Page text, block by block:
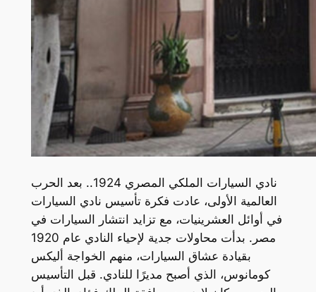
نادي السيارات الملكي المصري 1924.. بعد الحرب
العالمية الأولى، عادت فكرة تأسيس نادي السيارات
في أوائل العشرينيات، مع تزايد انتشار السيارات في
مصر. بدأت محاولات جدية لإحياء النادي عام 1920
بقيادة عشاق السيارات، منهم الخواجة أليكس
كومانوس، الذي أصبح مديرًا للنادي. قبل التأسيس